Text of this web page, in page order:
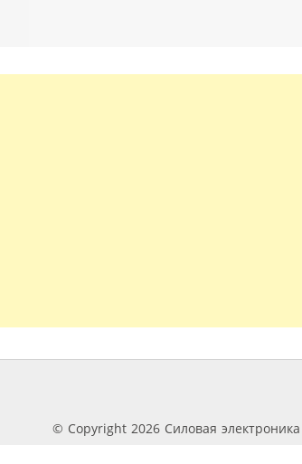
© Copyright 2026 Силовая электроника